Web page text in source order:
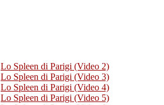
Lo Spleen di Parigi (Video 2)
Lo Spleen di Parigi (Video 3)
Lo Spleen di Parigi (Video 4)
Lo Spleen di Parigi (Video 5)